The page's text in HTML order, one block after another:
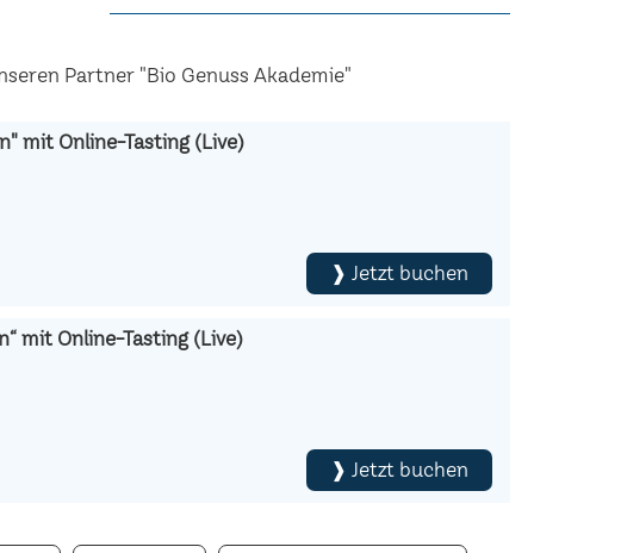
Partner "Bio Genuss Akademie"
mit Online-Tasting (Live)
❱ Jetzt buchen
mit Online-Tasting (Live)
❱ Jetzt buchen